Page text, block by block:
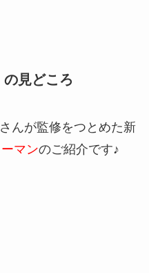
の見どころ
さんが監修をつとめた新
マンのご紹介です♪